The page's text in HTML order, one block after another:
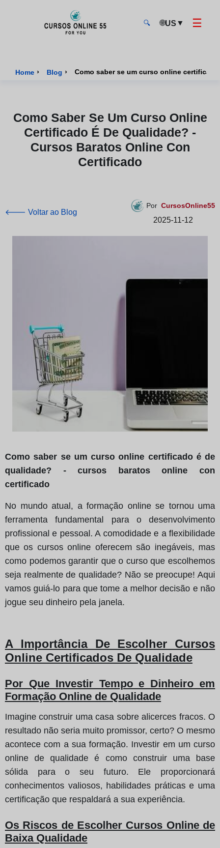
🔍 🌐US ▼ ☰
Home › Blog ›
Como Saber Se Um Curso Online
Certificado É De Qualidade? -
Cursos Baratos Online Con
Certificado
🡐 Voltar ao Blog
Por CursosOnline55
2025-11-12
Como saber se um curso online certificado é de
qualidade? - cursos baratos online con
certificado
No mundo atual, a formação online se tornou uma
ferramenta fundamental para o desenvolvimento
profissional e pessoal. A comodidade e a flexibilidade
que os cursos online oferecem são inegáveis, mas
como podemos garantir que o curso que escolhemos
seja realmente de qualidade? Não se preocupe! Aqui
vamos guiá-lo para que tome a melhor decisão e não
jogue seu dinheiro pela janela.
A Importância De Escolher Cursos
Online Certificados De Qualidade
Por Que Investir Tempo e Dinheiro em
Formação Online de Qualidade
Imagine construir uma casa sobre alicerces fracos. O
resultado não seria muito promissor, certo? O mesmo
acontece com a sua formação. Investir em um curso
online de qualidade é como construir uma base
sólida para o seu futuro. Ele proporcionará
conhecimentos valiosos, habilidades práticas e uma
certificação que respaldará a sua experiência.
Os Riscos de Escolher Cursos Online de
Baixa Qualidade